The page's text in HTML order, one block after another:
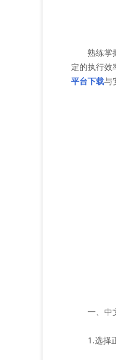
熟练掌握
定的执行效
平台下载与
一、中文
1.选择正